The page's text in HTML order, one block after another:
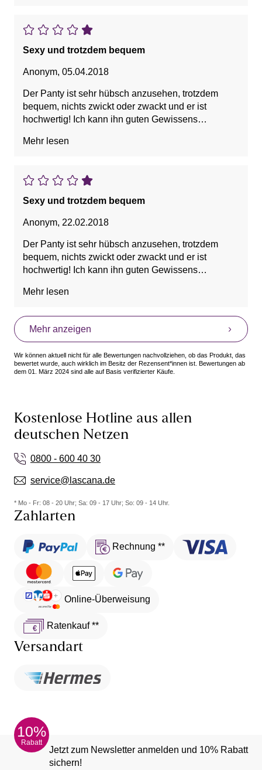
Sexy und trotzdem bequem
Anonym, 05.04.2018
Der Panty ist sehr hübsch anzusehen, trotzdem
bequem, nichts zwickt oder zwackt und er ist
hochwertig! Ich kann ihn guten Gewissens
Mehr lesen
Sexy und trotzdem bequem
Anonym, 22.02.2018
Der Panty ist sehr hübsch anzusehen, trotzdem
bequem, nichts zwickt oder zwackt und er ist
hochwertig! Ich kann ihn guten Gewissens
Nachteile: etwas zu teuer
Mehr lesen
Mehr anzeigen
Wir können aktuell nicht für alle Bewertungen nachvollziehen, ob das Produkt, das
bewertet wurde, auch wirklich im Besitz der Rezensent*innen ist. Bewertungen ab
dem 01. März 2024 sind alle auf Basis verifizierter Käufe.
Kostenlose Hotline aus allen
deutschen Netzen
0800 - 600 40 30
service@lascana.de
* Mo - Fr: 08 - 20 Uhr; Sa: 09 - 17 Uhr; So: 09 - 14 Uhr.
Zahlarten
Rechnung **
Online-Überweisung
Ratenkauf **
Versandart
10%
Rabatt
Jetzt zum Newsletter anmelden und 10% Rabatt
sichern!